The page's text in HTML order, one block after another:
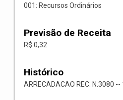
001: Recursos Ordinários
Previsão de Receita
R$ 0,32
Histórico
ARRECADACAO REC. N.3080